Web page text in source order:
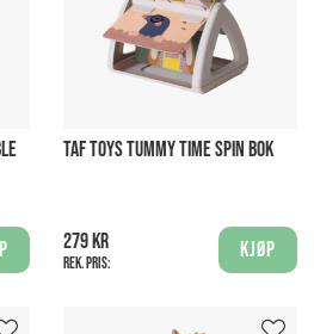
TAF TOYS TUMMY TIME SPIN BOK
279 kr
Rek. pris:
Kjøp